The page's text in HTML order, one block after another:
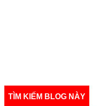
TÌM KIẾM BLOG NÀY